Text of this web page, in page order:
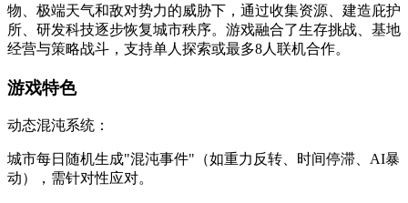
物、极端天气和敌对势力的威胁下，通过收集资源、建造庇护
所、研发科技逐步恢复城市秩序。游戏融合了​​生存挑战、基地
经营与策略战斗​​，支持单人探索或最多8人联机合作。
​​游戏特色​​
​​动态混沌系统​​：
城市每日随机生成"混沌事件"（如重力反转、时间停滞、AI暴
动），需针对性应对。